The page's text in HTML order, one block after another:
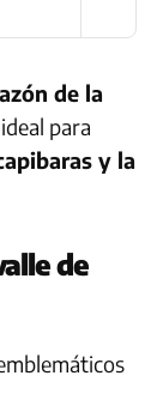
de la
para
y la
de